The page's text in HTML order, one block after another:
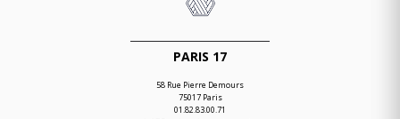
PARIS 17
58 Rue Pierre Demours
75017 Paris
01.82.83.00.71